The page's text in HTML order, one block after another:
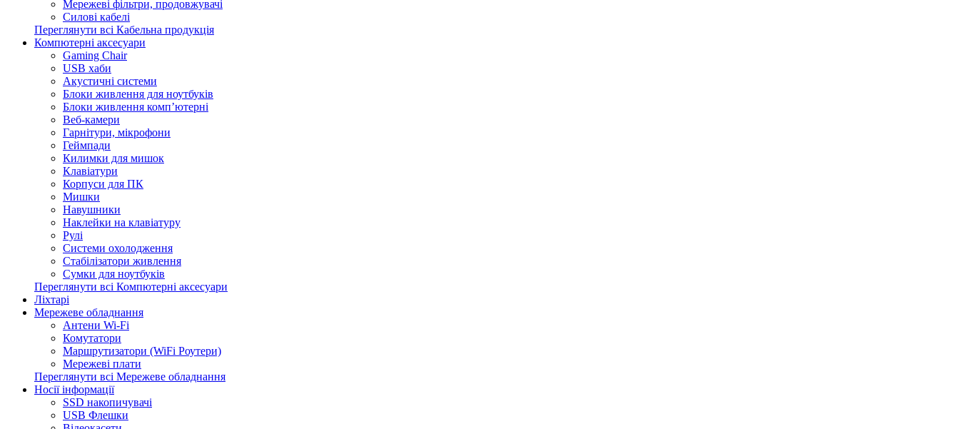
Мережеві фільтри, продовжувачі
Силові кабелі
Переглянути всі Кабельна продукція
Компютерні аксесуари
Gaming Chair
USB хаби
Акустичні системи
Блоки живлення для ноутбуків
Блоки живлення комп’ютерні
Веб-камери
Гарнітури, мікрофони
Геймпади
Килимки для мишок
Клавіатури
Корпуси для ПК
Мишки
Навушники
Наклейки на клавіатуру
Рулі
Системи охолодження
Стабілізатори живлення
Сумки для ноутбуків
Переглянути всі Компютерні аксесуари
Ліхтарі
Мережеве обладнання
Антени Wi-Fi
Комутатори
Маршрутизатори (WiFi Роутери)
Мережеві плати
Переглянути всі Мережеве обладнання
Носії інформації
SSD накопичувачі
USB Флешки